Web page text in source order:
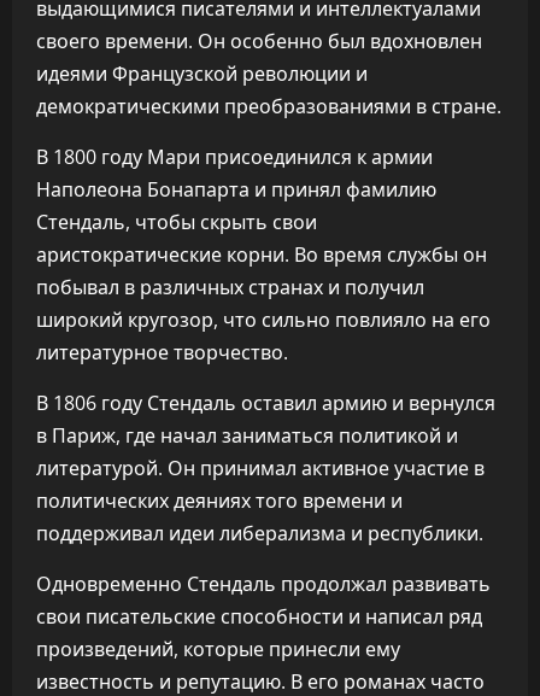
выдающимися писателями и интеллектуалами
своего времени. Он особенно был вдохновлен
идеями Французской революции и
демократическими преобразованиями в стране.
В 1800 году Мари присоединился к армии
Наполеона Бонапарта и принял фамилию
Стендаль, чтобы скрыть свои
аристократические корни. Во время службы он
побывал в различных странах и получил
широкий кругозор, что сильно повлияло на его
литературное творчество.
В 1806 году Стендаль оставил армию и вернулся
в Париж, где начал заниматься политикой и
литературой. Он принимал активное участие в
политических деяниях того времени и
поддерживал идеи либерализма и республики.
Одновременно Стендаль продолжал развивать
свои писательские способности и написал ряд
произведений, которые принесли ему
известность и репутацию. В его романах часто